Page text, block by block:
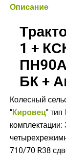
Описание
1 +
ПН90А
БК +
Колесный
"Кировец" тип
710/70 R38